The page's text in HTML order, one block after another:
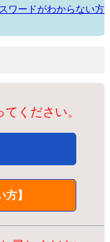
ワードがわからない方
ください。
】